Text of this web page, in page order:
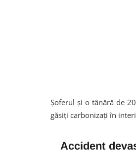
Șoferul și o tânără de
găsiți carbonizați în
Accident